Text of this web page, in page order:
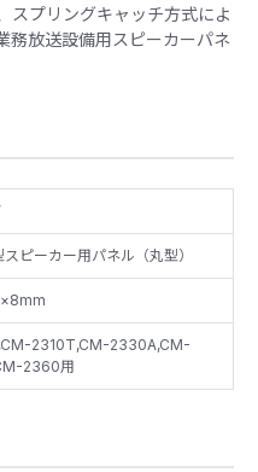
スプリングキャッチ方式によ
務放送設備用スピーカーパネ
ピーカー用パネル（丸型）
2310T,CM-2330A,CM-
2360用